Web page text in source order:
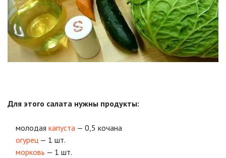
Для этого салата нужны продукты:
молодая капуста — 0,5 кочана
огурец — 1 шт.
морковь — 1 шт.